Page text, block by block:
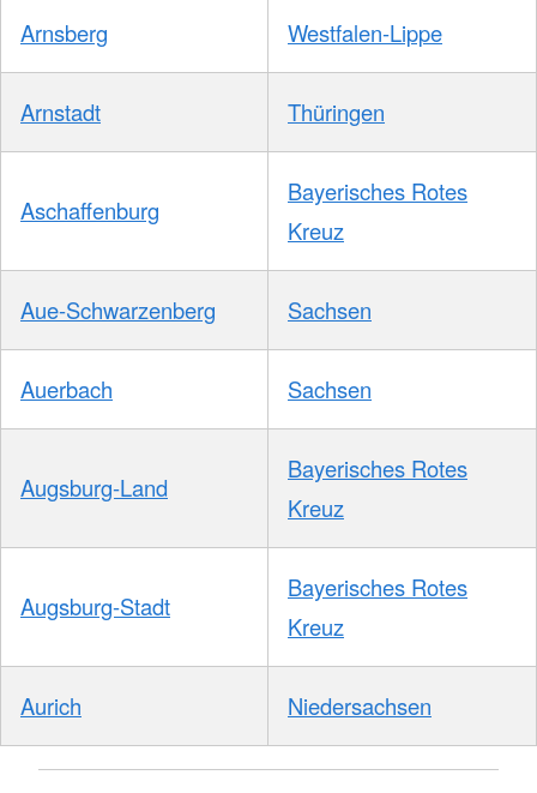
Arnsberg Westfalen-Lippe
Arnstadt Thüringen
Aschaffenburg
Bayerisches Rotes
Kreuz
Aue-Schwarzenberg Sachsen
Auerbach Sachsen
Augsburg-Land
Bayerisches Rotes
Kreuz
Augsburg-Stadt
Bayerisches Rotes
Kreuz
Aurich Niedersachsen